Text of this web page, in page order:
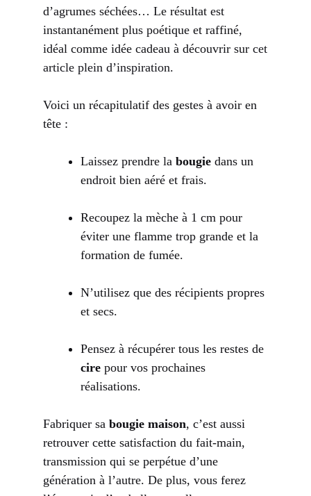
d’agrumes séchées… Le résultat est
instantanément plus poétique et raffiné,
idéal comme idée cadeau à découvrir surcet
article plein d’inspiration.
Voici un récapitulatif des gestes à avoir en
tête :
Laissez prendre labougie dans un
endroit bien aéré et frais.
Recoupez la mèche à 1 cm pour
éviter une flamme trop grande et la
formation de fumée.
N’utilisez que des récipients propres
et secs.
Pensez à récupérer tous les restes de
cire pour vos prochaines
réalisations.
Fabriquer sabougie maison, c’est aussi
retrouver cette satisfaction du fait-main,
transmission qui se perpétue d’une
génération à l’autre. De plus, vous ferez